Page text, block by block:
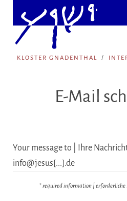
KLOSTER GNADENTHAL
E-Mail
Your message to | Ihre
info@jesus[...].de
* required information |